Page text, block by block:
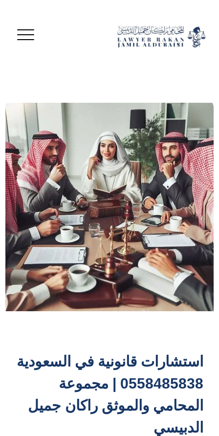
استشارات قانونية في السعودية
0558485838 | مجموعة
المحامي والموثق راكان جميل
الدبيسي